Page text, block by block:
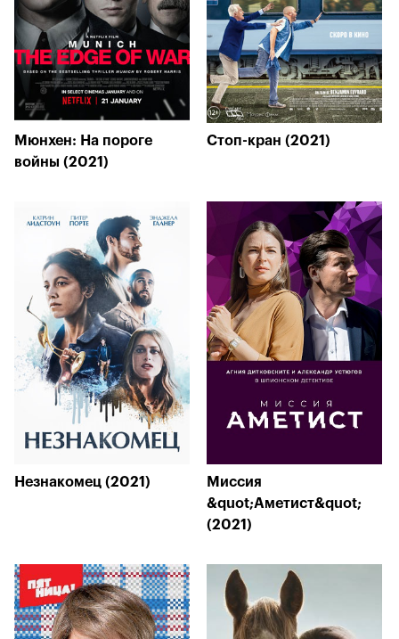
Мюнхен: На пороге
войны (2021)
Стоп-кран (2021)
Незнакомец (2021)
Миссия
&quot;Аметист&quot;
(2021)